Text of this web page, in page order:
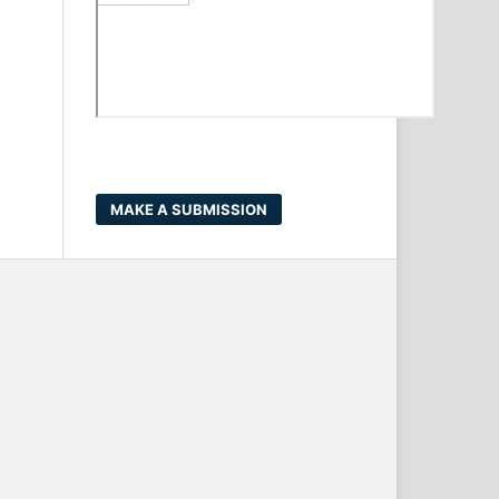
MAKE A SUBMISSION